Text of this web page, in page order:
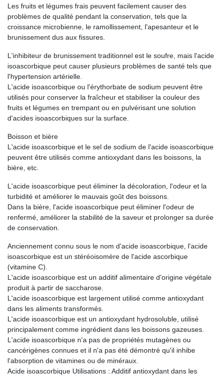
Les fruits et légumes frais peuvent facilement causer des
problèmes de qualité pendant la conservation, tels que la
croissance microbienne, le ramollissement, l'apesanteur et le
brunissement dus aux fissures.
L'inhibiteur de brunissement traditionnel est le soufre, mais l'acide
isoascorbique peut causer plusieurs problèmes de santé tels que
l'hypertension artérielle.
L'acide isoascorbique ou l'érythorbate de sodium peuvent être
utilisés pour conserver la fraîcheur et stabiliser la couleur des
fruits et légumes en trempant ou en pulvérisant une solution
d'acides isoascorbiques sur la surface.
Boisson et bière
L'acide isoascorbique et le sel de sodium de l'acide isoascorbique
peuvent être utilisés comme antioxydant dans les boissons, la
bière, etc.
L'acide isoascorbique peut éliminer la décoloration, l'odeur et la
turbidité et améliorer le mauvais goût des boissons.
Dans la bière, l'acide isoascorbique peut éliminer l'odeur de
renfermé, améliorer la stabilité de la saveur et prolonger sa durée
de conservation.
Anciennement connu sous le nom d'acide isoascorbique, l'acide
isoascorbique est un stéréoisomère de l'acide ascorbique
(vitamine C).
L'acide isoascorbique est un additif alimentaire d'origine végétale
produit à partir de saccharose.
L'acide isoascorbique est largement utilisé comme antioxydant
dans les aliments transformés.
L'acide isoascorbique est un antioxydant hydrosoluble, utilisé
principalement comme ingrédient dans les boissons gazeuses.
L'acide isoascorbique n'a pas de propriétés mutagènes ou
cancérigènes connues et il n'a pas été démontré qu'il inhibe
l'absorption de vitamines ou de minéraux.
Acide isoascorbique Utilisations : Additif antioxydant dans les